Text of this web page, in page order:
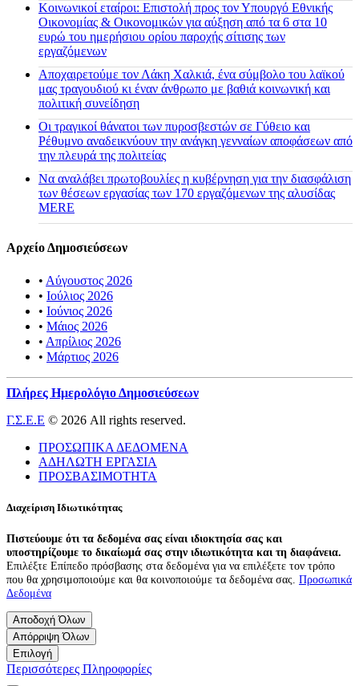
Κοινωνικοί εταίροι: Επιστολή προς τον Υπουργό Εθνικής
Οικονομίας & Οικονομικών για αύξηση από τα 6 στα 10
ευρώ του ημερήσιου ορίου παροχής σίτισης των
εργαζόμενων
Αποχαιρετούμε τον Λάκη Χαλκιά, ένα σύμβολο του λαϊκού
μας τραγουδιού κι έναν άνθρωπο με βαθιά κοινωνική και
πολιτική συνείδηση
Οι τραγικοί θάνατοι των πυροσβεστών σε Γύθειο και
Ρέθυμνο αναδεικνύουν την ανάγκη γενναίων αποφάσεων από
την πλευρά της πολιτείας
Να αναλάβει πρωτοβουλίες η κυβέρνηση για την διασφάλιση
των θέσεων εργασίας των 170 εργαζόμενων της αλυσίδας
MERE
Αρχείο Δημοσιεύσεων
• Αύγουστος 2026
• Ιούλιος 2026
• Ιούνιος 2026
• Μάιος 2026
• Απρίλιος 2026
• Μάρτιος 2026
Πλήρες Ημερολόγιο Δημοσιεύσεων
Γ.Σ.Ε.Ε © 2026 All rights reserved.
ΠΡΟΣΩΠΙΚΑ ΔΕΔΟΜΕΝΑ
ΑΔΗΛΩΤΗ ΕΡΓΑΣΙΑ
ΠΡΟΣΒΑΣΙΜΟΤΗΤΑ
Διαχείριση Ιδιωτικότητας
Πιστεύουμε ότι τα δεδομένα σας είναι ιδιοκτησία σας και
υποστηρίζουμε το δικαίωμά σας στην ιδιωτικότητα και τη διαφάνεια.
Επιλέξτε Επίπεδο πρόσβασης στα δεδομένα για να επιλέξετε τον τρόπο
που θα χρησιμοποιούμε και θα κοινοποιούμε τα δεδομένα σας. Προσωπικά
Δεδομένα
Αποδοχή Όλων
Απόρριψη Όλων
Επιλογή
Περισσότερες Πληροφορίες